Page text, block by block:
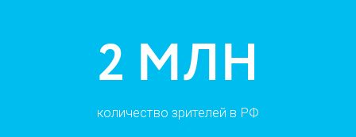
2 МЛН
количество зрителей в РФ